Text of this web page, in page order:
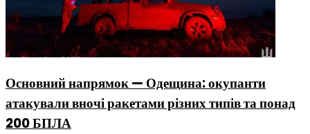
Основний напрямок — Одещина: окупанти
атакували вночі ракетами різних типів та понад
200 БПЛА